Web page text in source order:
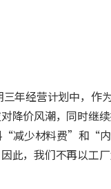
年经营计划中，
降价风潮，同时继
减少材料费”和“
此，我们不再以工